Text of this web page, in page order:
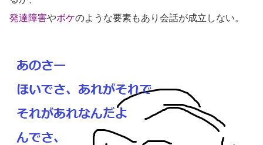
発達障害やボケのような要素もあり会話が成立しない。